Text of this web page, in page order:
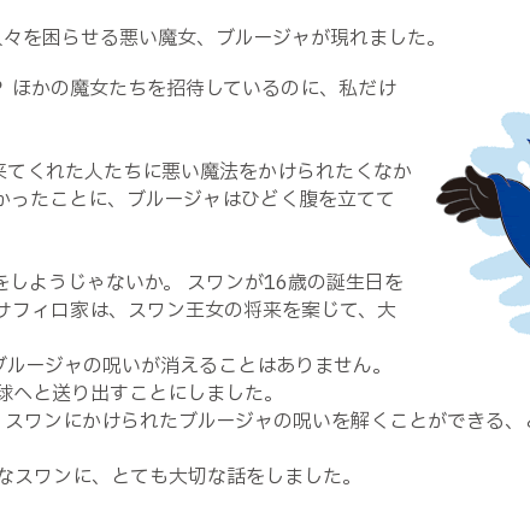
を困らせる悪い魔女、ブルージャが現れました。
ほかの魔女たちを招待しているのに、私だけ
くれた人たちに悪い魔法をかけられたくなか
たことに、ブルージャはひどく腹を立てて
ようじゃないか。 スワンが16歳の誕生日を
ィロ家は、スワン王女の将来を案じて、大
ージャの呪いが消えることはありません。
と送り出すことにしました。
ワンにかけられたブルージャの呪いを解くことができる
ワンに、とても大切な話をしました。